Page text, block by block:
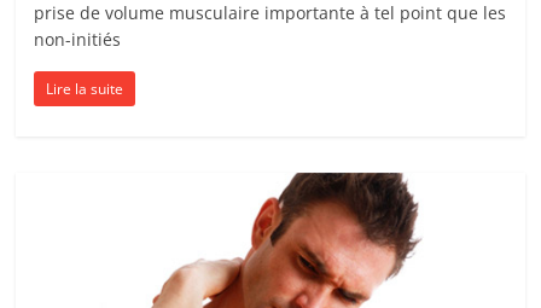
prise de volume musculaire importante à tel point que les
non-initiés
Lire la suite